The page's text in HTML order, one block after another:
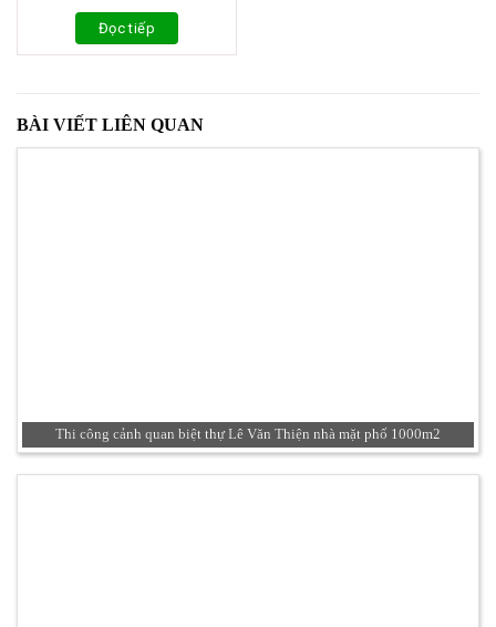
Đọc tiếp
BÀI VIẾT LIÊN QUAN
Thi công cảnh quan biệt thự Lê Văn Thiện nhà mặt phố 1000m2